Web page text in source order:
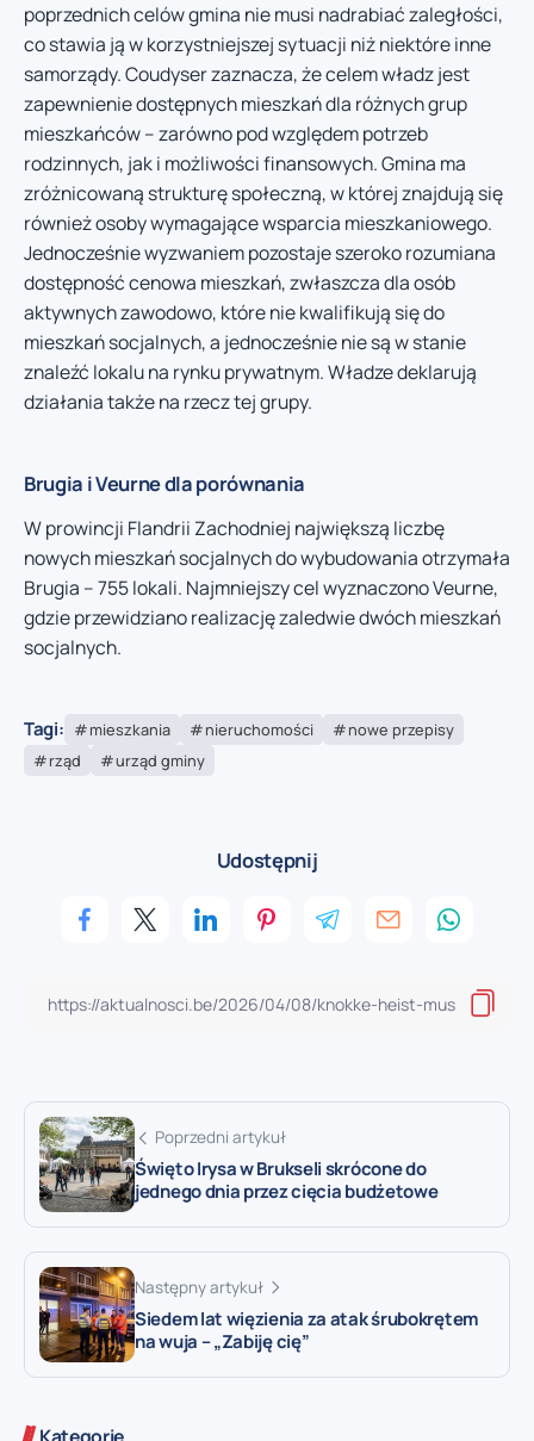
poprzednich celów gmina nie musi nadrabiać zaległości,
co stawia ją w korzystniejszej sytuacji niż niektóre inne
samorządy. Coudyser zaznacza, że celem władz jest
zapewnienie dostępnych mieszkań dla różnych grup
mieszkańców – zarówno pod względem potrzeb
rodzinnych, jak i możliwości finansowych. Gmina ma
zróżnicowaną strukturę społeczną, w której znajdują się
również osoby wymagające wsparcia mieszkaniowego.
Jednocześnie wyzwaniem pozostaje szeroko rozumiana
dostępność cenowa mieszkań, zwłaszcza dla osób
aktywnych zawodowo, które nie kwalifikują się do
mieszkań socjalnych, a jednocześnie nie są w stanie
znaleźć lokalu na rynku prywatnym. Władze deklarują
działania także na rzecz tej grupy.
Brugia i Veurne dla porównania
W prowincji Flandrii Zachodniej największą liczbę
nowych mieszkań socjalnych do wybudowania otrzymała
Brugia – 755 lokali. Najmniejszy cel wyznaczono Veurne,
gdzie przewidziano realizację zaledwie dwóch mieszkań
socjalnych.
Tagi: mieszkania nieruchomości
nowe przepisy
rząd
urząd gminy
Udostępnij
Poprzedni artykuł
Święto Irysa w Brukseli skrócone do
jednego dnia przez cięcia budżetowe
Następny artykuł
Siedem lat więzienia za atak śrubokrętem
na wuja – „Zabiję cię”
Kategorie